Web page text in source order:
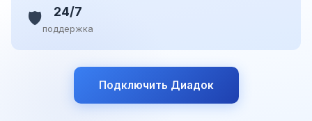
🛡️ 24/7
поддержка
Подключить Диадок